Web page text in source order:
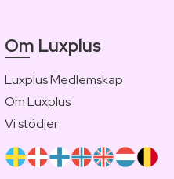
Om Luxplus
Luxplus Medlemskap
Om Luxplus
Vi stödjer